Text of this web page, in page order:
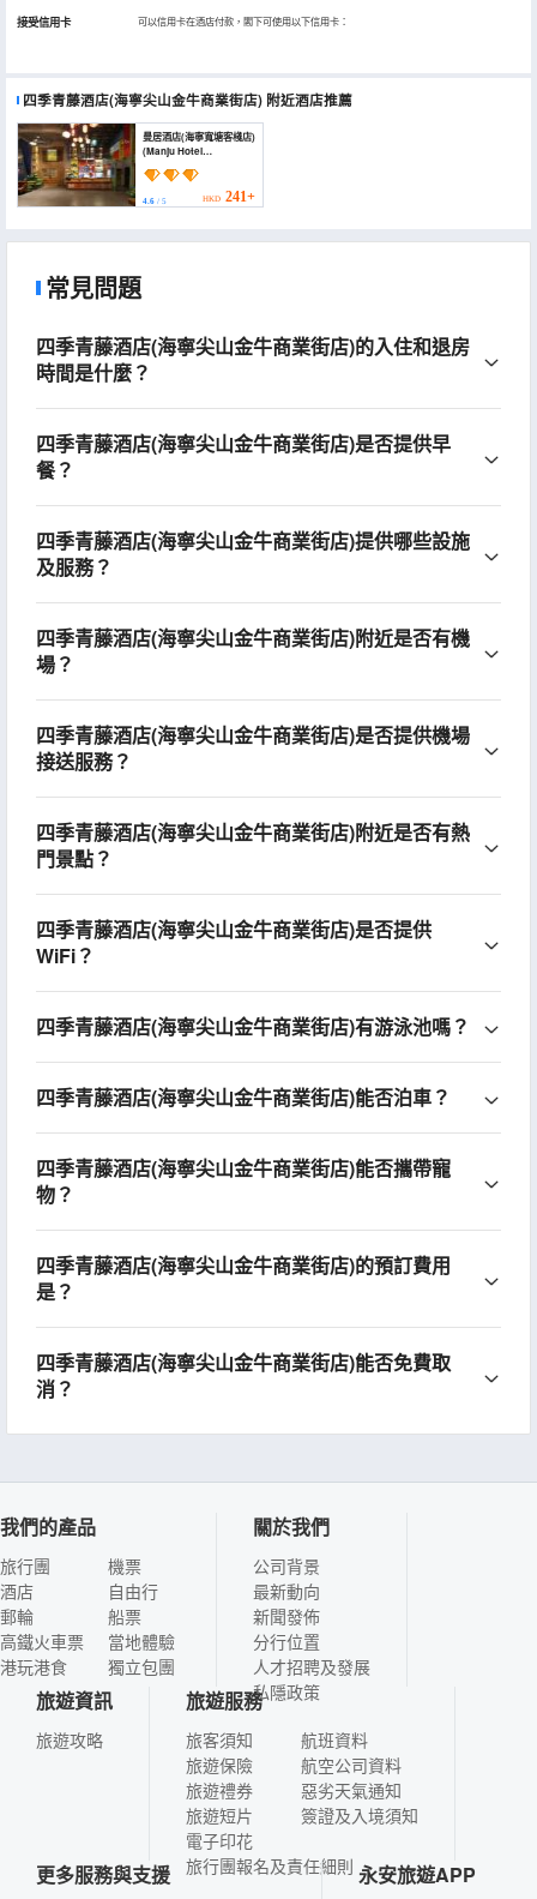
接受信用卡 可以信用卡在酒店付款，閣下可使用以下信用卡：
四季青藤酒店(海寧尖山金牛商業街店) 附近酒店推薦
曼居酒店(海寧寬塘客棧店)
(Manju Hotel
4.6 / 5 HKD 241+
常見問題
四季青藤酒店(海寧尖山金牛商業街店)的入住和退房
時間是什麼？
四季青藤酒店(海寧尖山金牛商業街店)是否提供早
餐？
四季青藤酒店(海寧尖山金牛商業街店)提供哪些設施
及服務？
四季青藤酒店(海寧尖山金牛商業街店)附近是否有機
場？
四季青藤酒店(海寧尖山金牛商業街店)是否提供機場
接送服務？
四季青藤酒店(海寧尖山金牛商業街店)附近是否有熱
門景點？
四季青藤酒店(海寧尖山金牛商業街店)是否提供
WiFi？
四季青藤酒店(海寧尖山金牛商業街店)有游泳池嗎？
四季青藤酒店(海寧尖山金牛商業街店)能否泊車？
四季青藤酒店(海寧尖山金牛商業街店)能否攜帶寵
物？
四季青藤酒店(海寧尖山金牛商業街店)的預訂費用
是？
四季青藤酒店(海寧尖山金牛商業街店)能否免費取
消？
我們的產品
旅行團
酒店
郵輪
高鐵火車票
港玩港食
機票
自由行
船票
當地體驗
獨立包團
關於我們
公司背景
最新動向
新聞發佈
分行位置
人才招聘及發展
私隱政策
旅遊資訊
旅遊攻略
旅遊服務
旅客須知
旅遊保險
旅遊禮券
旅遊短片
電子印花
航班資料
航空公司資料
惡劣天氣通知
簽證及入境須知
旅行團報名及責任細則
更多服務與支援 永安旅遊APP